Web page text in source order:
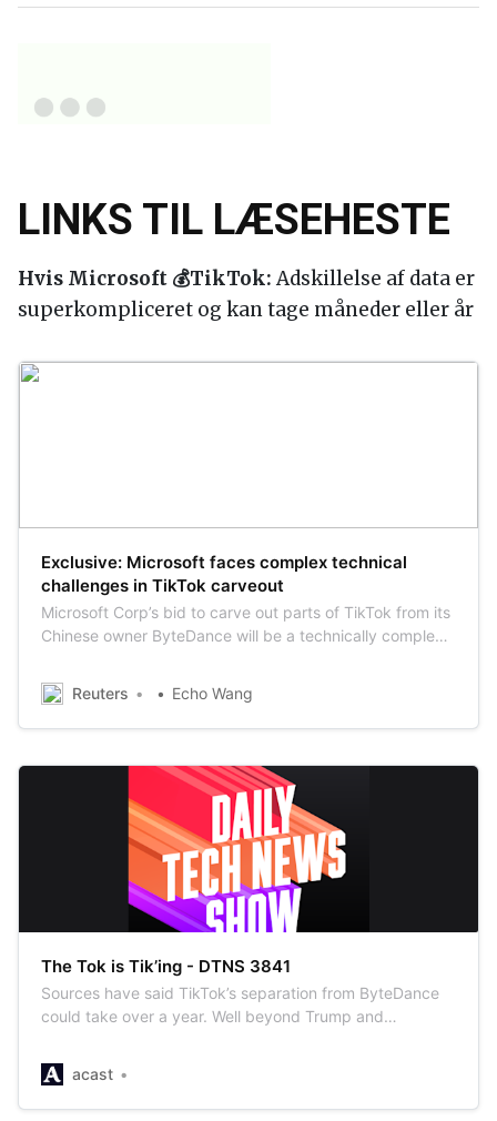
LINKS TIL LÆSEHESTE
Hvis Microsoft 💰TikTok:Adskillelse af data er
superkompliceret og kan tage måneder eller år
Exclusive: Microsoft faces complex technical
challenges in TikTok carveout
Microsoft Corp’s bid to carve out parts of TikTok from its
Chinese owner ByteDance will be a technically complex
Donald Trump’s administration, according to sources
familiar with the setup.
Reuters Echo Wang
The Tok is Tik’ing - DTNS 3841
Sources have said TikTok’s separation from ByteDance
could take over a year. Well beyond Trump and
Microsoft continues to negotiate a transition. Starring
Tom Merritt, Sarah Lane, Rob DeMillo, Roger Chang, Joe.
Link to the Show Notes. See acast…
acast